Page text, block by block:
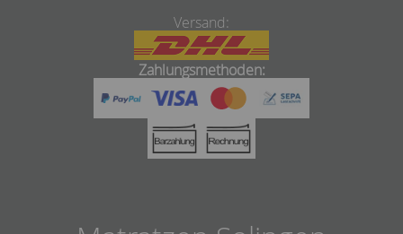
Versand:
Zahlungsmethoden: